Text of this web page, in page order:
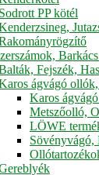
Sodrott PP kötél
Fejszék,
ágvágó
Karos
Metszőolló,
LÖWE